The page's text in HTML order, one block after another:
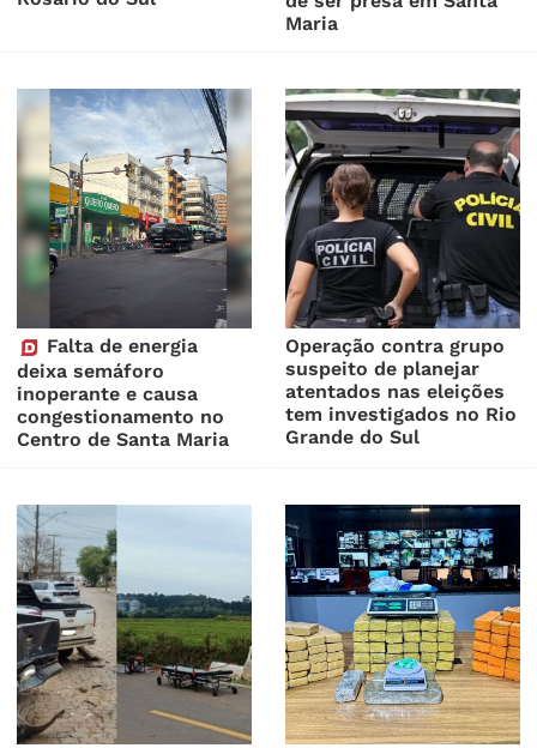
Maria
Falta de energia
deixa semáforo
inoperante e causa
congestionamento no
Centro de Santa Maria
Operação contra grupo
suspeito de planejar
atentados nas eleições
tem investigados no Rio
Grande do Sul